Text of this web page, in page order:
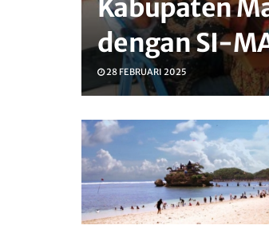
Kabupaten
dengan SI-
28 FEBRUARI 2025